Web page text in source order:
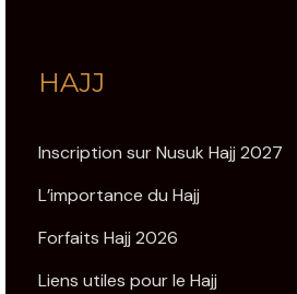
HAJJ
Inscription sur Nusuk Hajj 2027
L’importance du Hajj
Forfaits Hajj 2026
Liens utiles pour le Hajj